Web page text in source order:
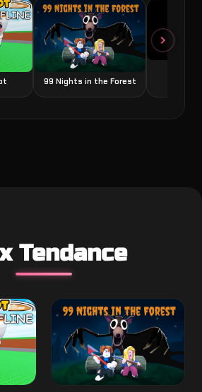
99 Nights in the Forest
Tendance